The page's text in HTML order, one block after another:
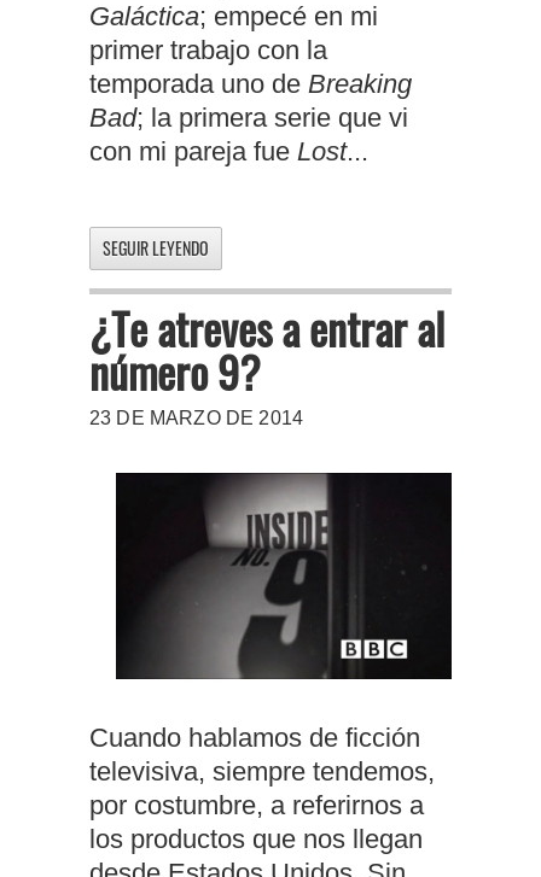
Galáctica; empecé en mi
primer trabajo con la
temporada uno de Breaking
Bad; la primera serie que vi
con mi pareja fue Lost...
SEGUIR LEYENDO
¿Te atreves a entrar al
número 9?
23 DE MARZO DE 2014
Cuando hablamos de ficción
televisiva, siempre tendemos,
por costumbre, a referirnos a
los productos que nos llegan